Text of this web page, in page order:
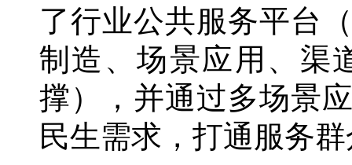
了行业公共服务平台
制造、场景应用、渠
撑），并通过多场景
民生需求，打通服务